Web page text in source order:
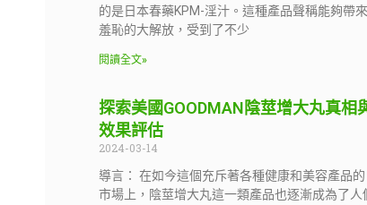
的是日本春藥KPM-淫汁。這種產品聲稱能夠帶來
羞恥的大解放，受到了不少
閱讀全文»
探索美國GOODMAN陰莖增大丸真相
效果評估
2024-03-14
導言： 在如今這個充斥著各種健康和美容產品的
市場上，陰莖增大丸這一類產品也逐漸成為了人